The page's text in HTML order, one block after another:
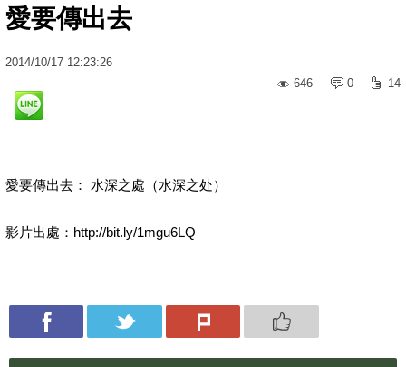
愛要傳出去
2014/10/17 12:23:26
646
0 14
愛要傳出去： 水深之處（水深之处）
影片出處：http://bit.ly/1mgu6LQ